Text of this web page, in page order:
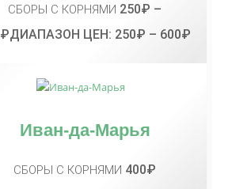
СБОРЫ С КОРНЯМИ 250₽ –
₽ДИАПАЗОН ЦЕН: 250₽ – 600₽
Иван-да-Марья
СБОРЫ С КОРНЯМИ 400₽